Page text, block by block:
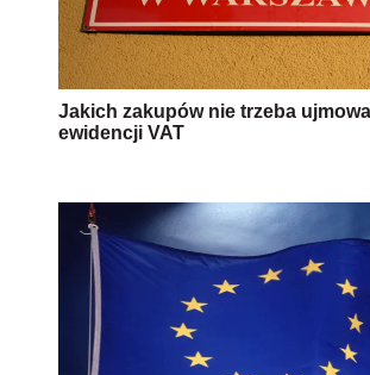
Jakich zakupów nie trzeba
ewidencji VAT